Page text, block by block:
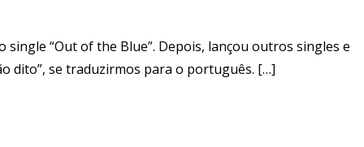
“Out of the Blue”. Depois, lançou outros singles e
dito”, se traduzirmos para o português. […]